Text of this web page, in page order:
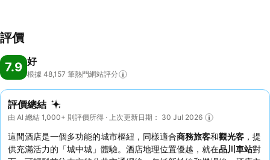
評價
7.9 好
根據 48,157 筆熱門網站評分
評價總結
由 AI 總結 1,000+ 則評價所得 · 上次更新日期： 30 Jul 2026
這間酒店是一個多功能的城市樞紐，同樣適合商務旅客和觀光客 ，提
供充滿活力的「城中城」體驗。酒店地理位置優越，就在品川車站對